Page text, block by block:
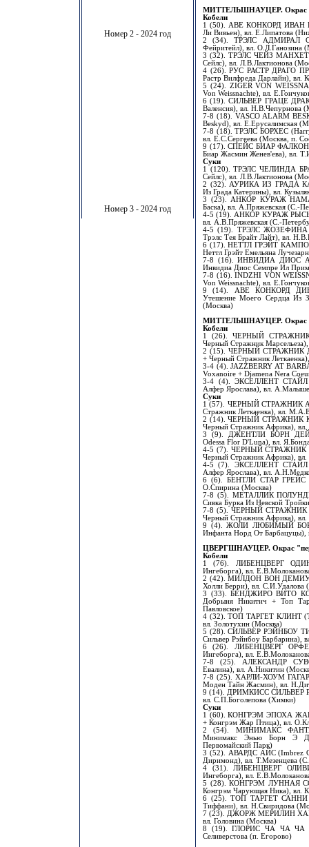
Номер 2 - 2024 год
Номер 3 - 2024 год
МИТТЕЛЬШНАУЦЕР. Окрас
Кобели
1 (50). АВЕ КОНКОРД ИВАН
Ли Вивьен), вл. Е.Липатова
2 (34). ТРЭЛС АДМИРАЛ
Фейритейл), вл. О.Л.Ганозина
3 (32). ТРЭЛС ЧЕЙЗ
Сейлс), вл. Л.В.Лактионова
4 (26). РУС РАСТР ДРАГО
Растр Вилфреда Дарлайн), вл.
5 (24). ZIGER VON
Von Weissnachte), вл.
6 (19). СИЛЬВЕР ГРАЦЕ
Валенсия), вл. Н.В.Чепурнова
7-8 (18). VASCO ALARM
Beskyd), вл. Е.Ерусалимская
7-8 (18). ТРЭЛС БОРХЕС (Harry
вл. Е.С.Сергеева (Москва, п.
9 (17). СПЕЙС БИАР ФАЛКОН
Биар Жасмин Женев'ева), вл.
Суки
1 (120). ТРЭЛС ЧЕЛИНДА
Сейлс), вл. Л.В.Лактионова
2 (32). АУРИКА ИЗ ГРАДА
Из Града Катерины), вл.
3 (23). АНКОР КУРАЖ
Баска), вл. А.Пряжевская (С.-
4-5 (19). АНКОР КУРАЖ РЫСЬ
вл. А.В.Пряжевская (С.-
4-5 (19). ТРЭЛС ЖОЗЕФИНА
Трэлс Тея Брайт Лайт), вл.
6 (17). НЕТТЛ ГРЭЙТ
Неттл Грэйт Емельяна
7-8 (16). ИНВИДИА ДИОС
Инвидиа Диос Семпре Ил
7-8 (16). INDZHI VON
Von Weissnachte), вл.
9 (14). АВЕ КОНКОРД
Утешение Моего Сердца Из
(Москва)
МИТТЕЛЬШНАУЦЕР. Окрас
Кобели
1 (26). ЧЕРНЫЙ
Черный Стражник
2 (15). ЧЕРНЫЙ СТРАЖНИК
+ Черный Стражник
3-4 (4). JAZZBERRY AT
Voxanoire + Djamena Nera
3-4 (4). ЭКСЕЛЛЕНТ СТАЙЛ
Алфер Ярослава), вл.
Суки
1 (57). ЧЕРНЫЙ СТРАЖНИК
Стражник Леткаенка), вл.
2 (14). ЧЕРНЫЙ СТРАЖНИК
Черный Стражник Африка),
3 (9). ДЖЕНТЛИ БОРН
Odessa Flor D'Luna), вл.
4-5 (7). ЧЕРНЫЙ СТРАЖНИК
Черный Стражник Африка), вл.
4-5 (7). ЭКСЕЛЛЕНТ СТАЙЛ
Алфер Ярослава), вл.
6 (6). БЕНТЛИ СТАР ГРЕЙС
О.Спирина (Москва)
7-8 (5). МЕТАЛЛИК
Сивка Бурка Из Невской
7-8 (5). ЧЕРНЫЙ СТРАЖНИК
Черный Стражник Африка), вл.
9 (4). ЖОЛИ ЛЮБИМЫЙ
Инфанта Норд От Барбацуцы),
ЦВЕРГШНАУЦЕР. Окрас
Кобели
1 (76). ЛИБЕНЦВЕРГ
Ингеборга), вл.
2 (42). МИЛДОН ВОН
Холли Берри), вл. С.И.Удалова
3 (33). БЕНДЖИРО ВИТО
Добрыня Никитич + Топ
Павловское)
4 (32). ТОП ТАРГЕТ КЛИНТ
вл. Золотухин (Москва)
5 (28). СИЛЬВЕР РЭЙНБОУ
Сильвер Рэйнбоу Барбарина),
6 (26). ЛИБЕНЦВЕРГ
Ингеборга), вл.
7-8 (25). АЛЕКСАНДР
Евалина), вл. А.Никитин
7-8 (25). ХАРЛИ-ХОУМ
Моден Тайн Жасмин), вл.
9 (14). ДРИМКИСС СИЛЬВЕР
вл. С.П.Боголепова (Химки)
Суки
1 (60). КОНГРЭМ ЭПОХА ЖАР
+ Конгрэм Жар Птица), вл.
2 (54). МИНИМАКС
Минимакс Энью Борн Э
Первомайский Парк)
3 (52). АВАРДС АЙС (Imbrez
Диримонд), вл. Т.Мезенцева
4 (31). ЛИБЕНЦВЕРГ
Ингеборга), вл.
5 (28). КОНГРЭМ ЛУННАЯ
Конгрэм Чарующая Ника), вл.
6 (25). ТОП ТАРГЕТ САННИ
Тиффани), вл. Н.Свиридова
7 (23). ДЖОРЖ МЕРИЛИН
вл. Головина (Москва)
8 (19). ГЛОРИС ЧА ЧА ЧА
Селиверстова (п. Егорово)